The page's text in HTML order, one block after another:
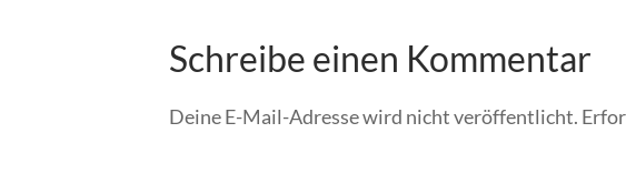
Schreibe einen Kommentar
Deine E-Mail-Adresse wird nicht veröffentlicht.